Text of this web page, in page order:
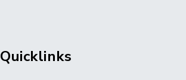
Quicklinks